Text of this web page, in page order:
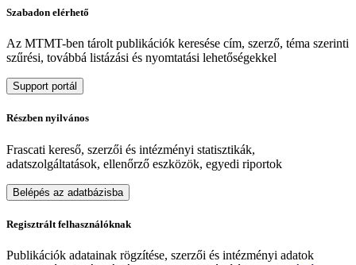
Szabadon elérhető
Az MTMT-ben tárolt publikációk keresése cím, szerző, téma szerinti
szűrési, továbbá listázási és nyomtatási lehetőségekkel
Support portál
Részben nyilvános
Frascati kereső, szerzői és intézményi statisztikák,
adatszolgáltatások, ellenőrző eszközök, egyedi riportok
Belépés az adatbázisba
Regisztrált felhasználóknak
Publikációk adatainak rögzítése, szerzői és intézményi adatok